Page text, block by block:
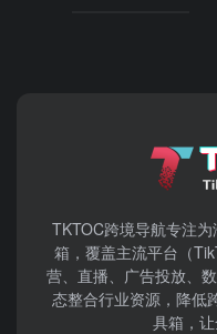
TKTOC跨境导航​专注
箱，覆盖主流平台（
营、直播、广告投放、
态整合行业资源，降
具箱，